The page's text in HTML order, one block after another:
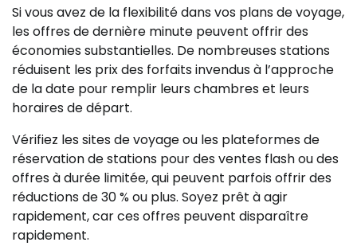
Si vous avez de la flexibilité dans vos plans de voyage,
les offres de dernière minute peuvent offrir des
économies substantielles. De nombreuses stations
réduisent les prix des forfaits invendus à l’approche
de la date pour remplir leurs chambres et leurs
horaires de départ.
Vérifiez les sites de voyage ou les plateformes de
réservation de stations pour des ventes flash ou des
offres à durée limitée, qui peuvent parfois offrir des
réductions de 30 % ou plus. Soyez prêt à agir
rapidement, car ces offres peuvent disparaître
rapidement.